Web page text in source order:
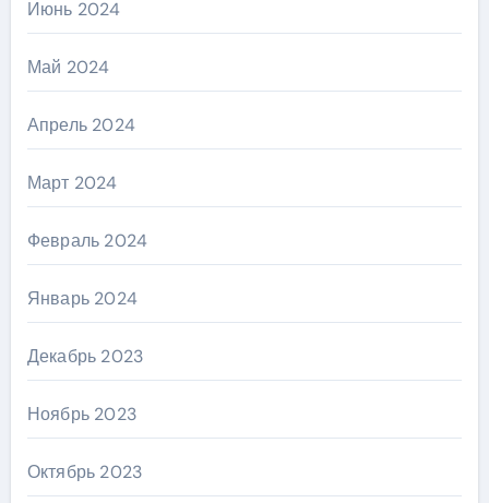
Июнь 2024
Май 2024
Апрель 2024
Март 2024
Февраль 2024
Январь 2024
Декабрь 2023
Ноябрь 2023
Октябрь 2023